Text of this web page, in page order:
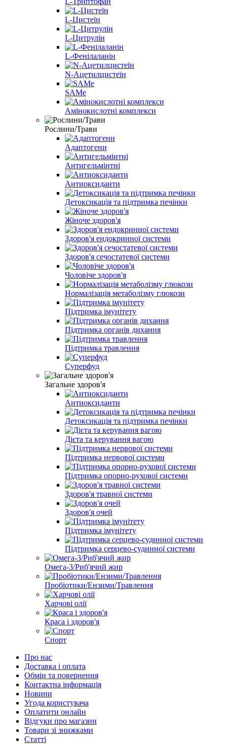
L-Цистеїн
L-Цитрулін
L-Фенілаланін
N-Ацетилцистеїн
SAMe
Амінокислотні комплекси
Рослини/Трави
Адаптогени
Антигельмінтні
Антиоксиданти
Детоксикація та підтримка печінки
Жіноче здоров'я
Здоров'я ендокринної системи
Здоров'я сечостатевої системи
Чоловіче здоров'я
Нормалізація метаболізму глюкози
Підтримка імунітету
Підтримка органів дихання
Підтримка травлення
Суперфуд
Загальне здоров'я
Антиоксиданти
Детоксикація та підтримка печінки
Дієта та керування вагою
Підтримка нервової системи
Підтримка опорно-рухової системи
Здоров'я травної системи
Здоров'я очей
Підтримка імунітету
Підтримка серцево-судинної системи
Омега-3/Риб'ячий жир
Пробіотики/Ензими/Травлення
Харчові олії
Краса і здоров'я
Спорт
Про нас
Доставка і оплата
Обмін та повернення
Контактна інформація
Новини
Угода користувача
Оплатити онлайн
Відгуки про магазин
Товари зі знижками
Статті